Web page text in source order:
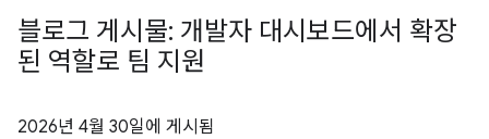
블로그 게시물: 개발자 대시보드에서 확장
된 역할로 팀 지원
2026년 4월 30일에 게시됨